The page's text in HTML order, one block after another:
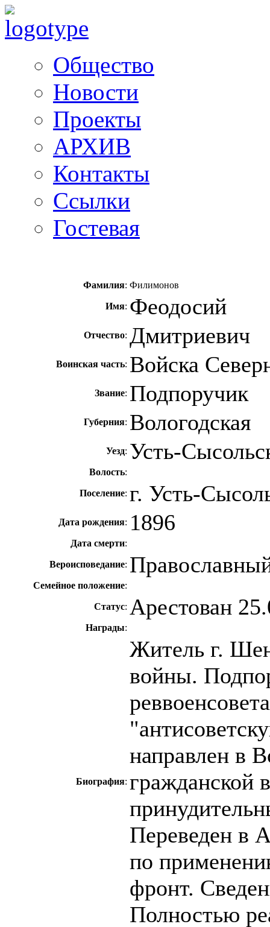
Общество
Новости
Проекты
АРХИВ
Контакты
Ссылки
Гостевая
Фамилия: Филимонов
Имя: Феодосий
Отчество: Дмитриевич
Воинская часть: Войска
Звание: Подпоручик
Губерния: Вологодская
Уезд: Усть-
Волость:
Поселение: г. Усть-
Дата рождения: 1896
Дата смерти:
Вероисповедание:
Семейное положение:
Статус: Арестован
Награды:
Биография:
Житель г.
войны.
направлен в
гражданской
Переведен в
по
фронт.
Полностью